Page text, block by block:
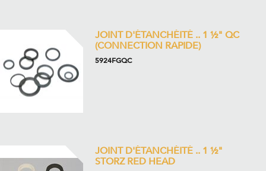
JOINT D'ÉTANCHÉITÉ .. 1 ½" QC
(CONNECTION RAPIDE)
5924FGQC
JOINT D'ÉTANCHÉITÉ .. 1 ½"
STORZ RED HEAD